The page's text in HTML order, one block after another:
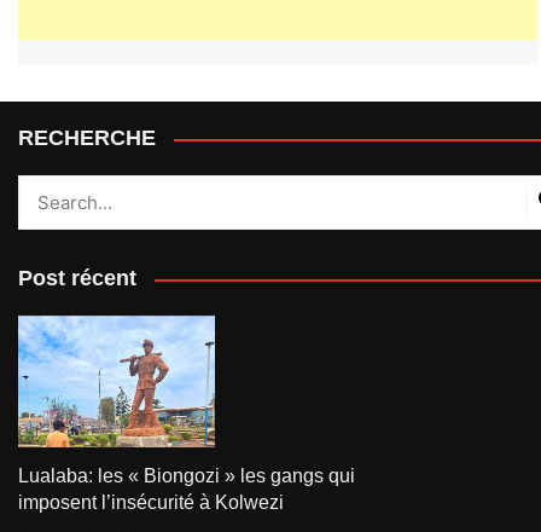
RECHERCHE
Post récent
Lualaba: les « Biongozi » les gangs qui
imposent l’insécurité à Kolwezi